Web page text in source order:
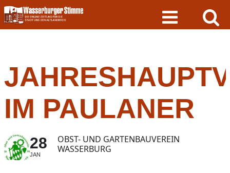
Skip
to
content
IM PAULANER
28
JAN
OBST- UND GARTENBAUVEREIN
WASSERBURG